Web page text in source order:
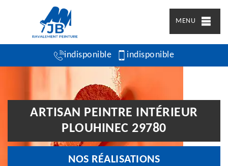
MENU
indisponible indisponible
ARTISAN PEINTRE INTÉRIEUR
PLOUHINEC 29780
NOS RÉALISATIONS